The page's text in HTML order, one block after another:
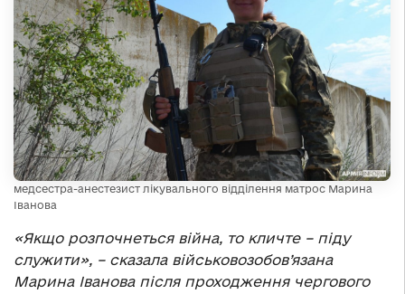
медсестра-анестезист лікувального відділення матрос Марина
Іванова
«Якщо розпочнеться війна, то кличте – піду
служити», – сказала військовозобов’язана
Марина Іванова після проходження чергового